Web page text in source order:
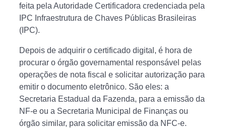
feita pela Autoridade Certificadora credenciada pela
IPC Infraestrutura de Chaves Públicas Brasileiras
(IPC).
Depois de adquirir o certificado digital, é hora de
procurar o órgão governamental responsável pelas
operações de nota fiscal e solicitar autorização para
emitir o documento eletrônico. São eles: a
Secretaria Estadual da Fazenda, para a emissão da
NF-e ou a Secretaria Municipal de Finanças ou
órgão similar, para solicitar emissão da NFC-e.